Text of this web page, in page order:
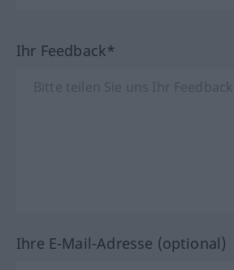
Ihr Feedback*
Ihre E-Mail-Adresse (optional)